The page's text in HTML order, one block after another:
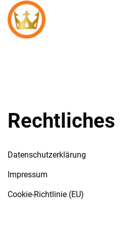
Rechtliches
Datenschutzerklärung
Impressum
Cookie-Richtlinie (EU)